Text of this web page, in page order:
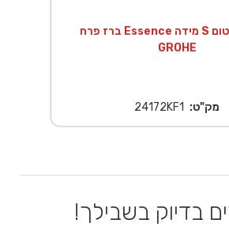
ברז פרח Essence מידה S שחור פאנטום
GROHE
מק"ט: 24172KF1
בדיוק בשבילך!